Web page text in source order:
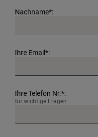
Nachname*:
Ihre Email*:
Ihre Telefon Nr.*:
für wichtige Fragen